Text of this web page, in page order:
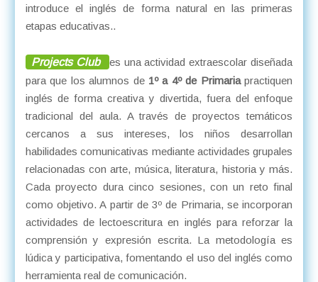
introduce el inglés de forma natural en las primeras
etapas educativas..
Projects Club
es una actividad extraescolar diseñada
para que los alumnos de 1º a 4º de Primariapractiquen
inglés de forma creativa y divertida, fuera del enfoque
tradicional del aula. A través de proyectos temáticos
cercanos a sus intereses, los niños desarrollan
habilidades comunicativas mediante actividades grupales
relacionadas con arte, música, literatura, historia y más.
Cada proyecto dura cinco sesiones, con un reto final
como objetivo. A partir de 3º de Primaria, se incorporan
actividades de lectoescritura en inglés para reforzar la
comprensión y expresión escrita. La metodología es
lúdica y participativa, fomentando el uso del inglés como
herramienta real de comunicación.